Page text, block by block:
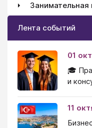
Занимательная
Лента событий
01
🎓
и
11